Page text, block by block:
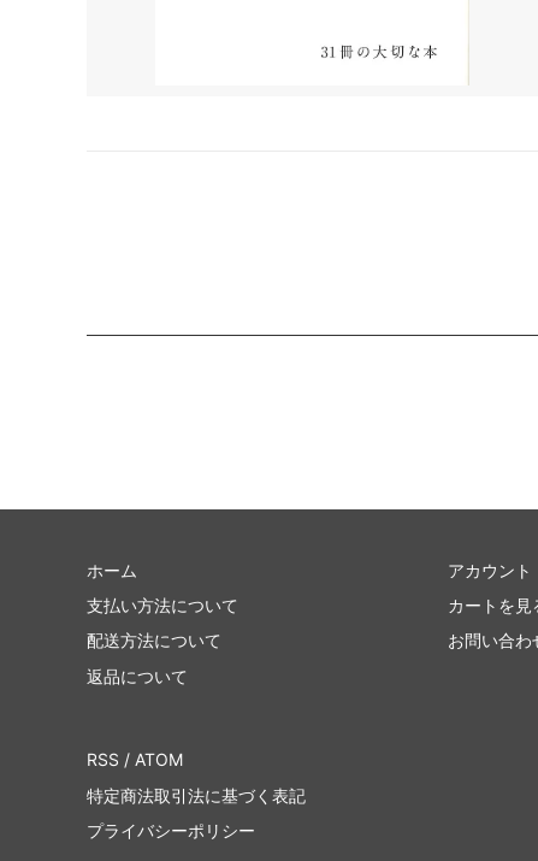
ホーム
支払い方法について
配送方法について
返品について
アカウント
カートを見
お問い合わ
RSS / ATOM
特定商法取引法に基づく表記
プライバシーポリシー